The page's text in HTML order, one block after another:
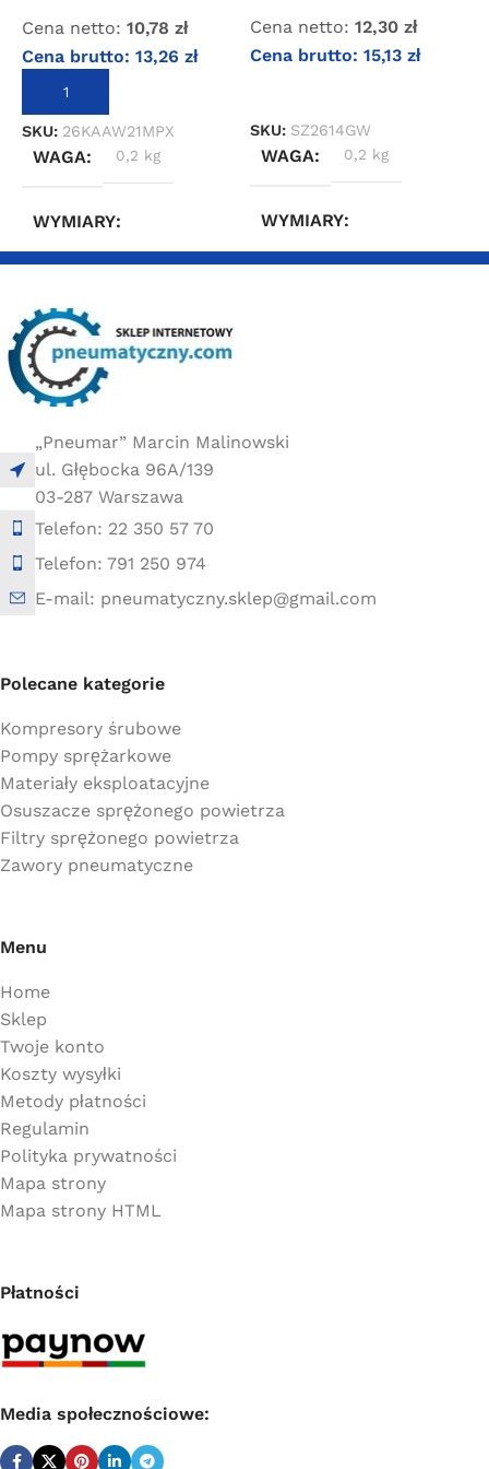
Cena netto: 10,78 zł
Cena brutto: 13,26 zł
DODAJ DO KOSZYKA
SKU: 26KAAW21MPX
WAGA 0,2 kg
WYMIARY
Cena netto: 12,30 zł
Cena brutto: 15,13 zł
SKU: SZ2614GW
WAGA 0,2 kg
WYMIARY
„Pneumar” Marcin Malinowski
ul. Głębocka 96A/139
03-287 Warszawa
Telefon: 22 350 57 70
Telefon: 791 250 974
E-mail: pneumatyczny.sklep@gmail.com
Polecane kategorie
Kompresory śrubowe
Pompy sprężarkowe
Materiały eksploatacyjne
Osuszacze sprężonego powietrza
Filtry sprężonego powietrza
Zawory pneumatyczne
Menu
Home
Sklep
Twoje konto
Koszty wysyłki
Metody płatności
Regulamin
Polityka prywatności
Mapa strony
Mapa strony HTML
Płatności
Media społecznościowe: